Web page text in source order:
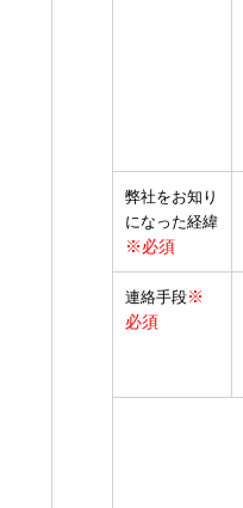
弊社をお知り
になった経緯
※必須
連絡手段※
必須